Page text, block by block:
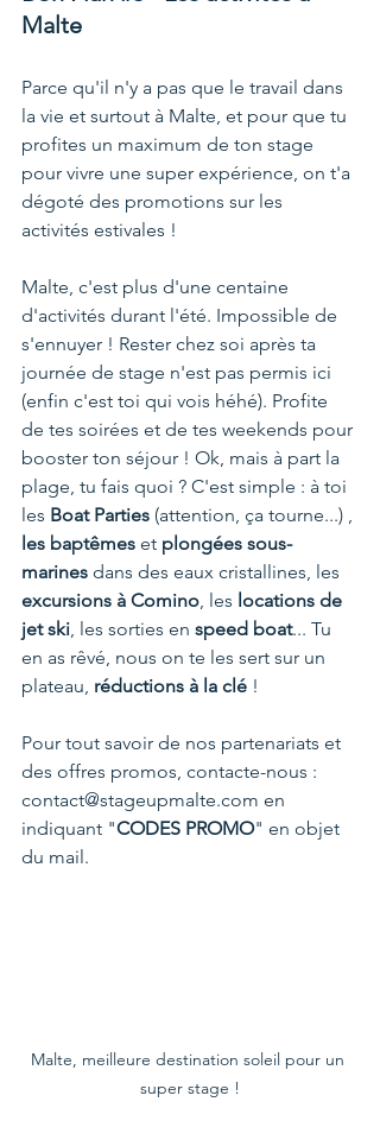
Malte
Parce qu'il n'y a pas que le travail dans
la vie et surtout à Malte, et pour que tu
profites un maximum de ton stage
pour vivre une super expérience, on t'a
dégoté des promotions sur les
activités estivales !
Malte, c'est plus d'une centaine
d'activités durant l'été. Impossible de
s'ennuyer ! Rester chez soi après ta
journée de stage n'est pas permis ici
(enfin c'est toi qui vois héhé). Profite
de tes soirées et de tes weekends pour
booster ton séjour ! Ok, mais à part la
plage, tu fais quoi ? C'est simple : à toi
les Boat Parties (attention, ça tourne...) ,
les baptêmes et plongées sous-
marines dans des eaux cristallines, les
excursions à Comino, les locations de
jet ski, les sorties en speed boat... Tu
en as rêvé, nous on te les sert sur un
plateau, réductions à la clé !
Pour tout savoir de nos partenariats et
des offres promos, contacte-nous :
contact@stageupmalte.com en
indiquant "CODES PROMO" en objet
du mail.
Malte, meilleure destination soleil pour un
super stage !